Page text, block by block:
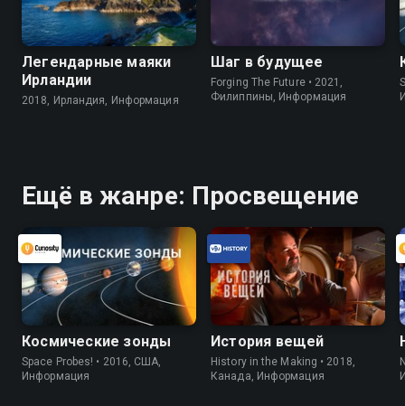
Легендарные маяки
Ирландии
2018, Ирландия, Информация
Шаг в будущее
Forging The Future • 2021,
Филиппины, Информация
Ещё в жанре: Просвещение
Космические зонды
Space Probes! • 2016, США,
Информация
История вещей
History in the Making • 2018,
Канада, Информация